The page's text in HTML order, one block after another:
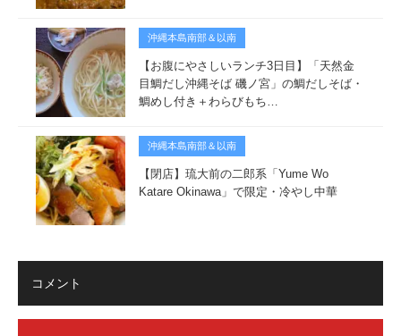
沖縄本島南部＆以南
【お腹にやさしいランチ3日目】「天然金
目鯛だし沖縄そば 磯ノ宮」の鯛だしそば・
鯛めし付き＋わらびもち…
沖縄本島南部＆以南
【閉店】琉大前の二郎系「Yume Wo
Katare Okinawa」で限定・冷やし中華
コメント